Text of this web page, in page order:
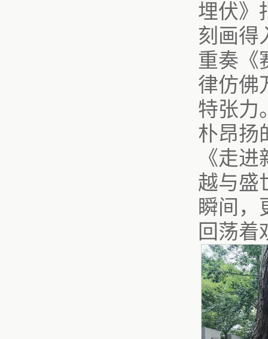
埋伏》
刻画得
重奏《
律仿佛
特张力
朴昂扬
《走
越与盛
瞬间，
回荡着